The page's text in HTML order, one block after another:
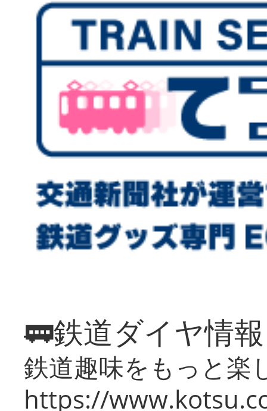
🚃鉄道ダイヤ情
鉄道趣味をもっと楽
https://